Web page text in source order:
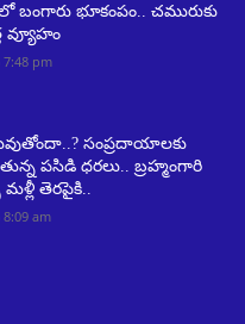
బంగారు భూకంపం.. చమురుకు
వ్యూహం
7:48 pm
సంప్రదాయాలకు
పసిడి ధరలు.. బ్రహ్మంగారి
తెరపైకి..
8:09 am